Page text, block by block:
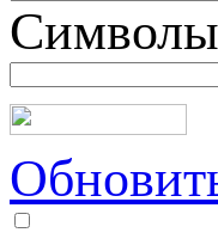
Символы